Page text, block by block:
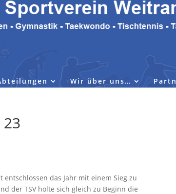
Wir über uns…
23
das Jahr mit einem Sieg zu
der TSV holte sich gleich zu Beginn die